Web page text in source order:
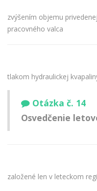
zvýšením objemu
pracovného valca
tlakom hydraulickej
Otázka č. 14
Osvedčenie
založené len v leteckom